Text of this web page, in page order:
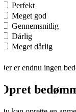
Perfekt
Meget god
Gennemsnitlig
Dårlig
Meget dårlig
er endnu ingen